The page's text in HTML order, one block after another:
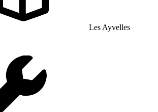
Les Ayvelles